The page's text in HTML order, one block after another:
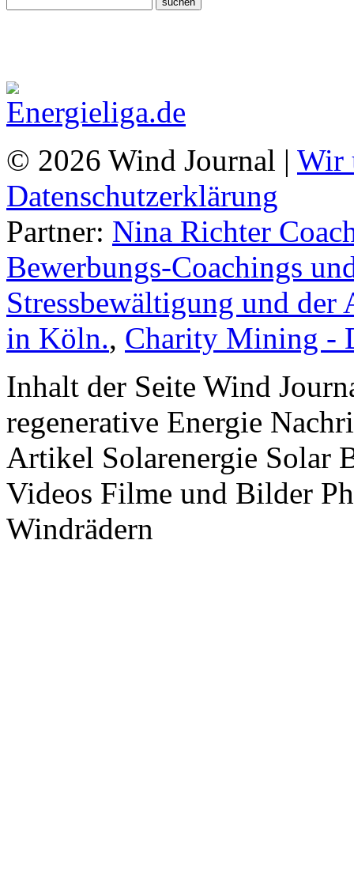
© 2026 Wind Journal | Wir
Datenschutzerklärung
Partner: Nina Richter
Bewerbungs-Coachings
Stressbewältigung und
in Köln., Charity Mining -
Inhalt der Seite Wind
regenerative Energie
Artikel Solarenergie Solar
Videos Filme und Bilder
Windrädern